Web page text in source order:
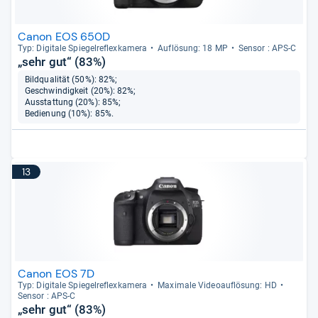
Canon EOS 650D
Typ: Digi­tale Spie­gel­re­flex­ka­mera Auf­lö­sung: 18 MP Sen­sor : APS-​C
„sehr gut“ (83%)
Bildqualität (50%): 82%;
Geschwindigkeit (20%): 82%;
Ausstattung (20%): 85%;
Bedienung (10%): 85%.
13
Canon EOS 7D
Typ: Digi­tale Spie­gel­re­flex­ka­mera
Maxi­male Videoauf­lö­sung: HD
Sen­sor : APS-​C
„sehr gut“ (83%)